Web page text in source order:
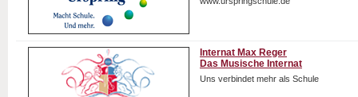
Internat Max Reger
Das Musische Internat
Uns verbindet mehr als Schule